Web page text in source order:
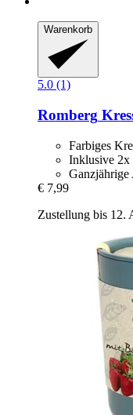
Warenkorb
5.0 (1)
Romberg
Farbiges
Inklusive 2x
€ 7,99
Zustellung bis 12.